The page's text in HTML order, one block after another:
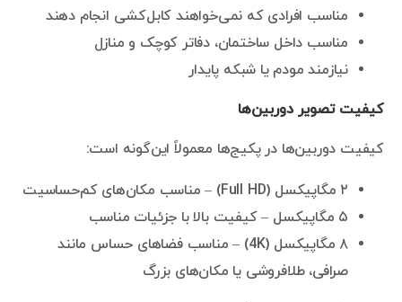
مناسب افرادی که نمی‌خواهند کابل‌کشی انجام دهند
مناسب داخل ساختمان، دفاتر کوچک و منازل
نیازمند مودم یا شبکه پایدار
کیفیت تصویر دوربین‌ها
کیفیت دوربین‌ها در پکیج‌ها معمولاً این‌گونه است:
۲ مگاپیکسل (Full HD) – مناسب مکان‌های کم‌حساسیت
۵ مگاپیکسل – کیفیت بالا با جزئیات مناسب
۸ مگاپیکسل (4K) – مناسب فضاهای حساس مانند
صرافی، طلافروشی یا مکان‌های بزرگ